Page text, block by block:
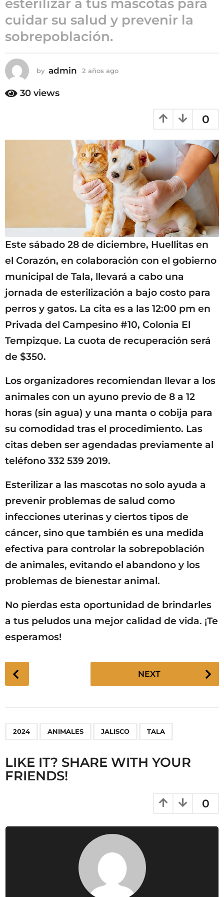
a
ñ
o
a
g
esterilizar a tus mascotas para
cuidar su salud y prevenir la
sobrepoblación.
by admin 2 años ago
30 views
0
Este sábado 28 de diciembre, Huellitas en
el Corazón, en colaboración con el gobierno
municipal de Tala, llevará a cabo una
jornada de esterilización a bajo costo para
perros y gatos. La cita es a las 12:00 pm en
Privada del Campesino #10, Colonia El
Tempizque. La cuota de recuperación será
de $350.
Los organizadores recomiendan llevar a los
animales con un ayuno previo de 8 a 12
horas (sin agua) y una manta o cobija para
su comodidad tras el procedimiento. Las
citas deben ser agendadas previamente al
teléfono 332 539 2019.
Esterilizar a las mascotas no solo ayuda a
prevenir problemas de salud como
infecciones uterinas y ciertos tipos de
cáncer, sino que también es una medida
efectiva para controlar la sobrepoblación
de animales, evitando el abandono y los
problemas de bienestar animal.
No pierdas esta oportunidad de brindarles
a tus peludos una mejor calidad de vida. ¡Te
esperamos!
P
o
i
n
o
NEXT
2024 ANIMALES JALISCO TALA
LIKE IT? SHARE WITH YOUR
FRIENDS!
0